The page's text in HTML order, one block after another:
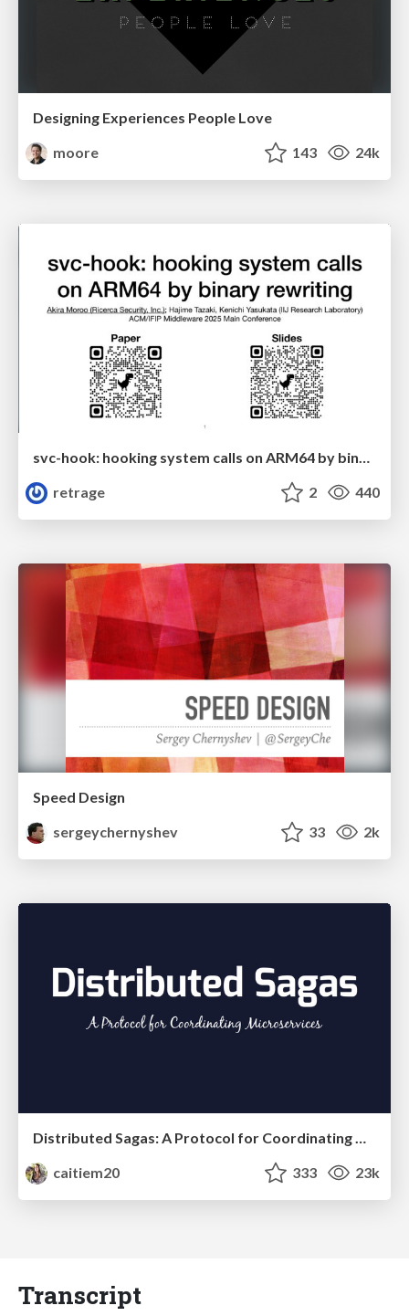
Designing Experiences People Love
moore
143 24k
svc-hook: hooking system calls on ARM64 by binary rewriting
retrage
2 440
Speed Design
sergeychernyshev
33 2k
caitiem20
333 23k
Transcript